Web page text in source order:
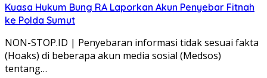
Kuasa Hukum Bung RA Laporkan Akun Penyebar Fitnah
ke Polda Sumut
NON-STOP.ID | Penyebaran informasi tidak sesuai fakta
(Hoaks) di beberapa akun media sosial (Medsos)
tentang…